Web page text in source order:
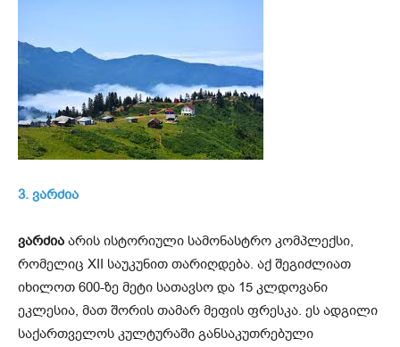
3. ვარძია
ვარძია არის ისტორიული სამონასტრო კომპლექსი,
რომელიც XII საუკუნით თარიღდება. აქ შეგიძლიათ
იხილოთ 600-ზე მეტი სათავსო და 15 კლდოვანი
ეკლესია, მათ შორის თამარ მეფის ფრესკა. ეს ადგილი
საქართველოს კულტურაში განსაკუთრებული